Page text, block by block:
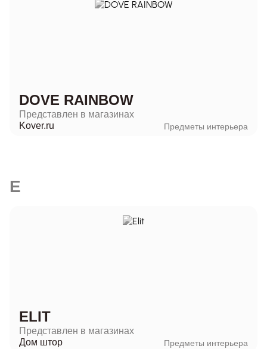
DOVE RAINBOW
Представлен в магазинах
Kover.ru
Предметы интерьера
E
ELIT
Представлен в магазинах
Дом штор
Предметы интерьера